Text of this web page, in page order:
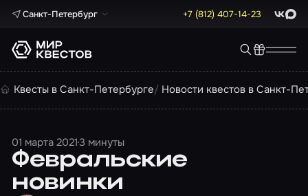
Санкт-Петербург +7 (812) 407-14-23 Max
Квесты в Санкт-Петербурге Новости квестов в Санкт-
01 марта 20213 минуты
Февральские
новинки